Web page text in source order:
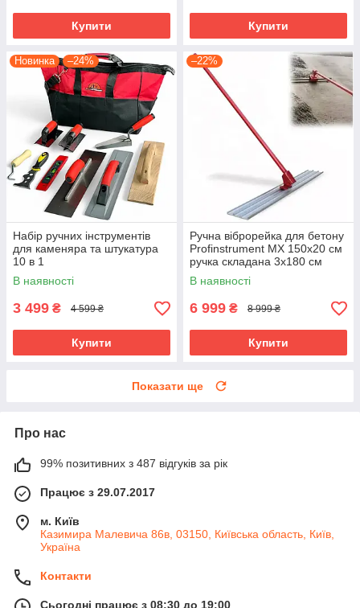
Купити Купити
Новинка –24%
Набір ручних інструментів
для каменяра та штукатура
10 в 1
В наявності
3 499 ₴ 4 599 ₴
Купити
–22%
Ручна віброрейка для бетону
Profinstrument MX 150х20 см
ручка складана 3х180 см
В наявності
6 999 ₴ 8 999 ₴
Купити
Показати ще
Про нас
99% позитивних з 487 відгуків за рік
Працює з 29.07.2017
м. Київ
Казимира Малевича 86в, 03150, Київська область, Київ,
Україна
Контакти
Сьогодні працює з 08:30 до 19:00